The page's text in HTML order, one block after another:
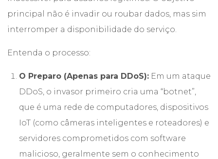
principal não é invadir ou roubar dados, mas sim
interromper a disponibilidade do serviço.
Entenda o processo:
O Preparo (Apenas para DDoS): Em um ataque
DDoS, o invasor primeiro cria uma “botnet”,
que é uma rede de computadores, dispositivos
IoT (como câmeras inteligentes e roteadores) e
servidores comprometidos com software
malicioso, geralmente sem o conhecimento